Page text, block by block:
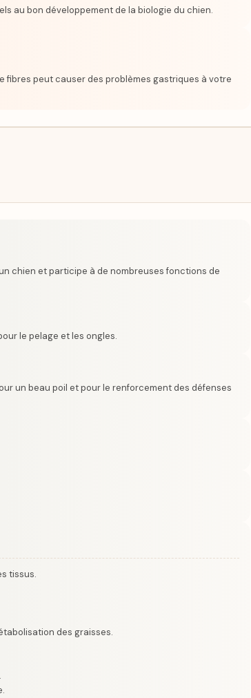
au bon développement de la biologie du chien.
fibres peut causer des problèmes gastriques à votre
chien et participe à de nombreuses fonctions de
le pelage et les ongles.
un beau poil et pour le renforcement des défenses
tissus.
des graisses.